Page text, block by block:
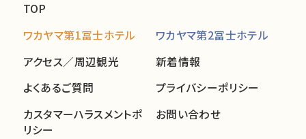
TOP
ワカヤマ第1冨士ホテル
ワカヤマ第2冨士ホテル
アクセス／周辺観光
新着情報
よくあるご質問
プライバシーポリシー
カスタマーハラスメントポ
リシー
お問い合わせ